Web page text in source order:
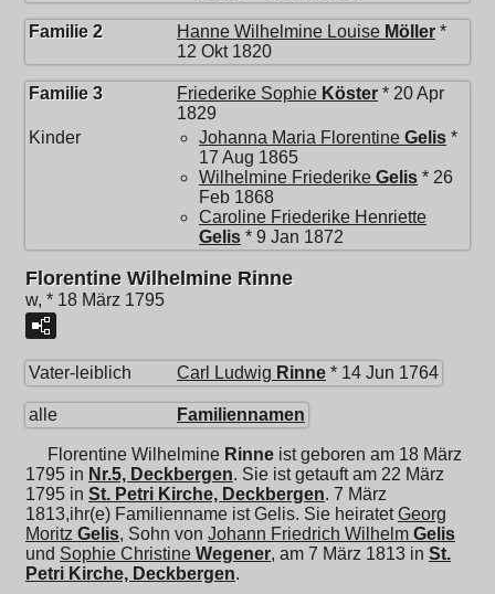
Familie 2 Hanne Wilhelmine Louise Möller *
12 Okt 1820
Familie 3 Friederike Sophie Köster * 20 Apr
1829
Kinder
Johanna Maria Florentine Gelis *
17 Aug 1865
Wilhelmine Friederike Gelis * 26
Feb 1868
Caroline Friederike Henriette
Gelis * 9 Jan 1872
Florentine Wilhelmine Rinne
w, * 18 März 1795
Vater-leiblich Carl Ludwig Rinne * 14 Jun 1764
alle Familiennamen
Florentine Wilhelmine Rinne ist geboren am 18 März
1795 in Nr.5, Deckbergen. Sie ist getauft am 22 März
1795 in St. Petri Kirche, Deckbergen. 7 März
1813,ihr(e) Familienname ist Gelis. Sie heiratetGeorg
Moritz Gelis, Sohn von Johann Friedrich Wilhelm Gelis
und Sophie Christine Wegener, am 7 März 1813 in St.
Petri Kirche, Deckbergen.